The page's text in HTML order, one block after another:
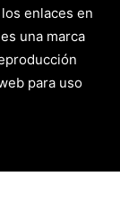
enlaces en
una marca
para uso